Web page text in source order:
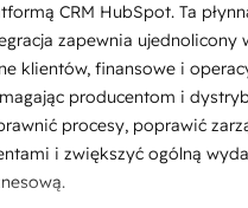
CRM HubSpot. Ta
zapewnia ujednolicony
klientów, finansowe i
producentom i
procesy, poprawić
i zwiększyć ogólną